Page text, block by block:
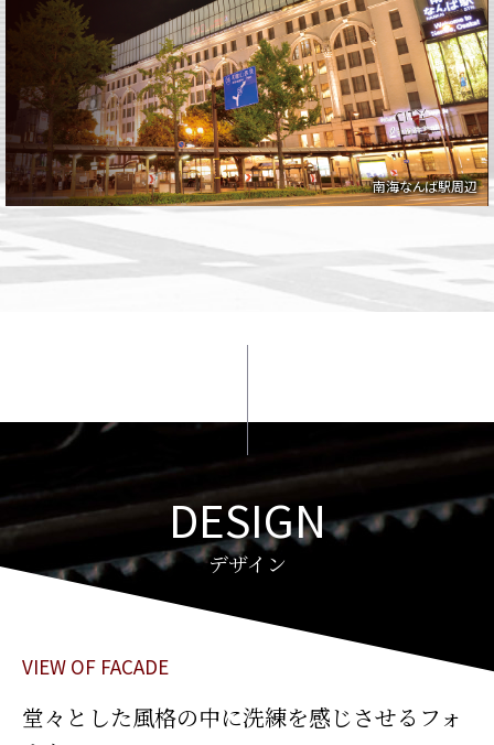
南海なんば駅周辺
DESIGN
デザイン
VIEW OF FACADE
堂々とした風格の中に洗練を感じさせるフォ